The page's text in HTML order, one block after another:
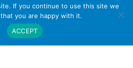
: 084-085-6324
contact@vithita.com
นโยบายทางธุรกิจ
If you continue to use this site we
you are happy with it.
ACCEPT